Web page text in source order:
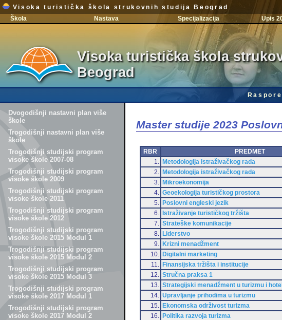
Visoka turistička škola strukovnih studija Beograd
Škola
Nastava Specijalizacija Upis
Visoka turistička škola
Beograd
Dvogodišnji nastavni plan više
škole
Trogodišnji nastavni plan više
škole
Trogodišnji studijski program
visoke škole 2007-08
Trogodišnji studijski program
visoke škole 2009
Trogodišnji studijski program
visoke škole 2011
Trogodišnji studijski program
visoke škole 2012
Trogodišnji studijski program
visoke škole 2015 Modul 1
Trogodišnji studijski program
visoke škole 2015 Modul 2
Trogodišnji studijski program
visoke škole 2015 Modul 3
Trogodišnji studijski program
visoke škole 2017 Modul 1
Trogodišnji studijski program
visoke škole 2017 Modul 2
Master studije 2023
RBR PREDMET
1.
Metodologija istraživačkog rada
2.
Metodologija istraživačkog rada
3.
Mikroekonomija
4.
Geoekologija turističkog prostora
5.
Poslovni engleski jezik
6.
Istraživanje turističkog tržišta
7.
Strateške komunikacije
8.
Liderstvo
9.
Krizni menadžment
10.
Digitalni marketing
11.
Finansijska tržišta i institucije
12.
Stručna praksa 1
13.
Strategijski menadžment u turizmu i
14.
Upravljanje prihodima u turizmu
15.
Ekonomska održivost turizma
16.
Politika razvoja turizma